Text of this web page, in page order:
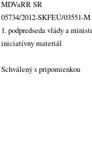
MDVaRR SR
05734/2012-SKFEÚ/03551-M
1. podpredseda vlády a
iniciatívny materiál
Schválený s pripomienkou